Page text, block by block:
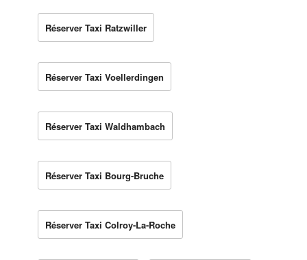
Réserver Taxi Ratzwiller
Réserver Taxi Voellerdingen
Réserver Taxi Waldhambach
Réserver Taxi Bourg-Bruche
Réserver Taxi Colroy-La-Roche